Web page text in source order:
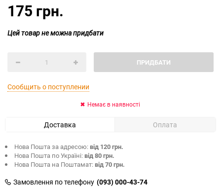
175 грн.
Цей товар не можна придбати
ПРИДБАТИ
Сообщить о поступлении
Немає в наявності
Доставка Оплата
Нова Пошта за адресою:від 120 грн.
Нова Пошта по Україні:від 80 грн.
Нова Пошта на Поштамат:від 70 грн.
Замовлення по телефону (093) 000-43-74